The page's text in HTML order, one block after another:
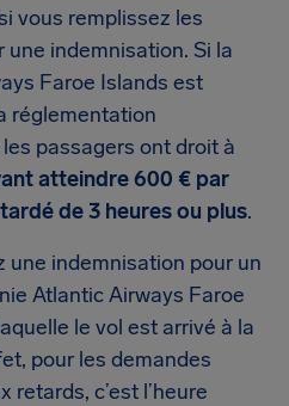
vous remplissez les
indemnisation. Si la
Faroe Islands est
réglementation
passagers ont droit à
atteindre 600 € par
de 3 heures ou plus.
une indemnisation pour un
Atlantic Airways Faroe
le vol est arrivé à la
pour les demandes
retards, c’est l’heure